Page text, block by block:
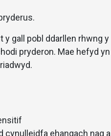
y gall pobl ddarllen rhwng y
pryderon. Mae hefyd yn
cynulleidfa ehangach nag a